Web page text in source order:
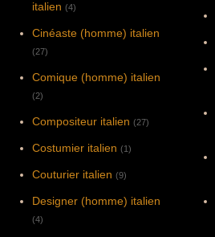
italien (4)
Cinéaste (homme) italien
(27)
Comique (homme) italien
(2)
Compositeur italien (27)
Costumier italien (1)
Couturier italien (9)
Designer (homme) italien
(4)